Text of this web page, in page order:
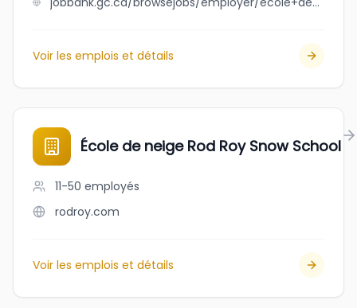
Voir les emplois et détails
École de neige Rod Roy Snow School
11-50 employés
rodroy.com
Voir les emplois et détails